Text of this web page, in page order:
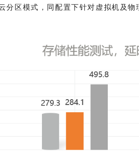
分区模式，同配置下针对虚拟机及